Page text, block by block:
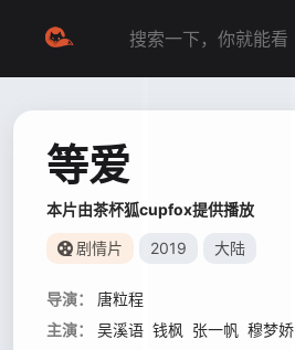
等爱
本片由茶杯狐cupfox提供播放
剧情片 2019 大陆
导演：
唐粒程
主演：
吴溪语 钱枫 张一帆 穆梦娇